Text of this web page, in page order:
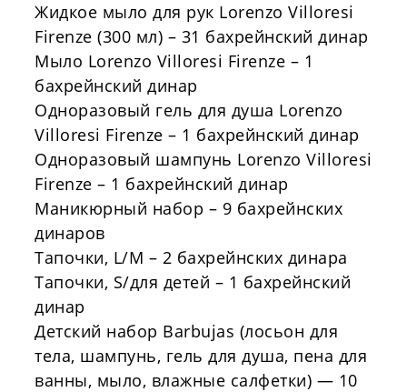
Жидкое мыло для рук Lorenzo Villoresi
Firenze (300 мл) – 31 бахрейнский динар
Мыло Lorenzo Villoresi Firenze – 1
бахрейнский динар
Одноразовый гель для душа Lorenzo
Villoresi Firenze – 1 бахрейнский динар
Одноразовый шампунь Lorenzo Villoresi
Firenze – 1 бахрейнский динар
Маникюрный набор – 9 бахрейнских
динаров
Тапочки, L/M – 2 бахрейнских динара
Тапочки, S/для детей – 1 бахрейнский
динар
Детский набор Barbujas (лосьон для
тела, шампунь, гель для душа, пена для
ванны, мыло, влажные салфетки) — 10